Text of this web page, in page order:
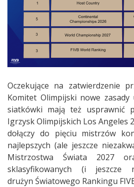
Oczekujące na zatwierdzenie
Komitet Olimpijski nowe zasady
siatkówki mają też usprawnić
Igrzysk Olimpijskich Los Angeles
dołączy do pięciu mistrzów
najlepszych (ale jeszcze
Mistrzostwa Świata 2027
sklasyfikowanych (i jeszcze
drużyn Światowego Rankingu